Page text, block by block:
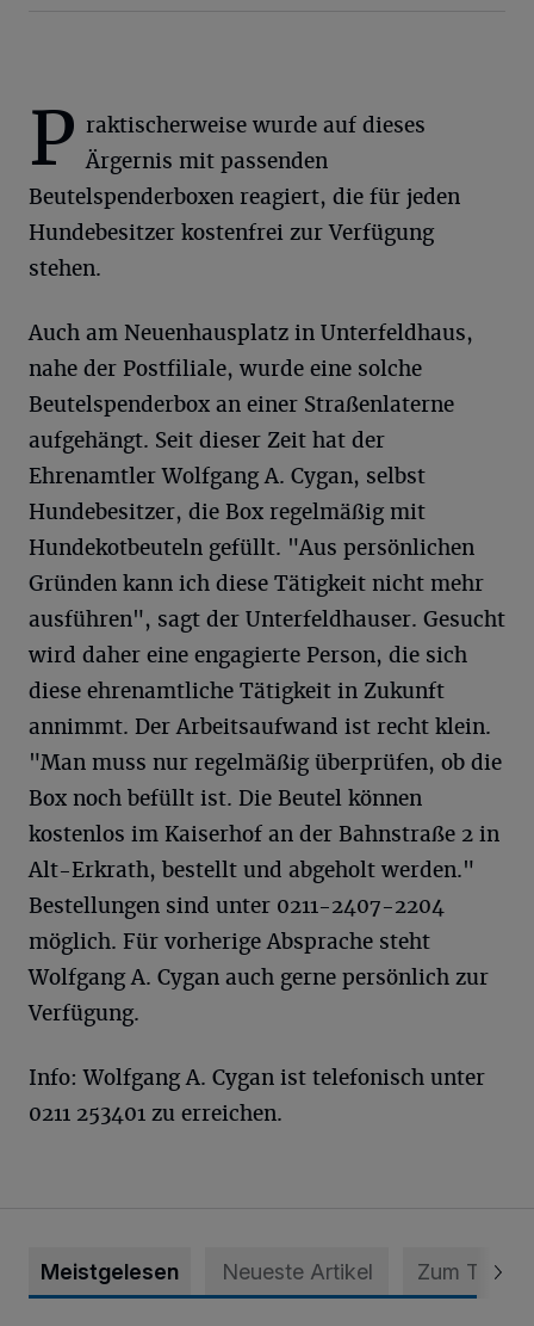
P raktischerweise wurde auf dieses
Ärgernis mit passenden
Beutelspenderboxen reagiert, die für jeden
Hundebesitzer kostenfrei zur Verfügung
stehen.
Auch am Neuenhausplatz in Unterfeldhaus,
nahe der Postfiliale, wurde eine solche
Beutelspenderbox an einer Straßenlaterne
aufgehängt. Seit dieser Zeit hat der
Ehrenamtler Wolfgang A. Cygan, selbst
Hundebesitzer, die Box regelmäßig mit
Hundekotbeuteln gefüllt. "Aus persönlichen
Gründen kann ich diese Tätigkeit nicht mehr
ausführen", sagt der Unterfeldhauser. Gesucht
wird daher eine engagierte Person, die sich
diese ehrenamtliche Tätigkeit in Zukunft
annimmt. Der Arbeitsaufwand ist recht klein.
"Man muss nur regelmäßig überprüfen, ob die
Box noch befüllt ist. Die Beutel können
kostenlos im Kaiserhof an der Bahnstraße 2 in
Alt-Erkrath, bestellt und abgeholt werden."
Bestellungen sind unter 0211-2407-2204
möglich. Für vorherige Absprache steht
Wolfgang A. Cygan auch gerne persönlich zur
Verfügung.
Info: Wolfgang A. Cygan ist telefonisch unter
0211 253401 zu erreichen.
Meistgelesen Neueste Artikel Zum Thema